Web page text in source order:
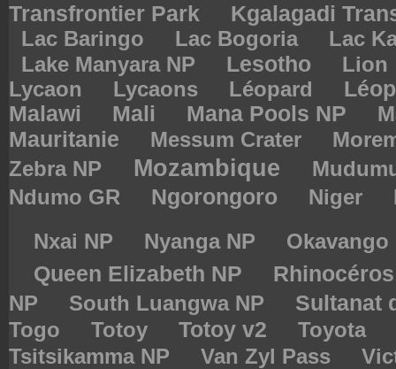
Transfrontier Park
Kgalagadi
Lac Baringo Lac Bogoria
Lac
Lake Manyara NP
Lesotho
Lion
Lycaon
Lycaons Léopard
Malawi
Mali Mana Pools NP
Mauritanie Messum Crater
Zebra NP
Mozambique
Ndumo GR
Ngorongoro Niger
Nxai NP
Nyanga NP Okavango
Queen Elizabeth NP
NP
South Luangwa NP Sultanat
Togo Totoy Totoy v2 Toyota
Tsitsikamma NP Van Zyl Pass